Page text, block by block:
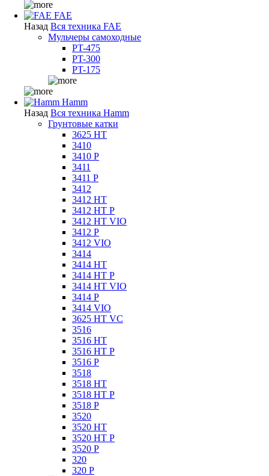
FAE
Назад Вся техника FAE
Мульчеры самоходные
PT-475
PT-300
PT-175
Hamm
Назад Вся техника Hamm
Грунтовые катки
3625 HT
3410
3410 P
3411
3411 P
3412
3412 HT
3412 HT P
3412 HT VIO
3412 P
3412 VIO
3414
3414 HT
3414 HT P
3414 HT VIO
3414 P
3414 VIO
3625 HT VC
3516
3516 HT
3516 HT P
3516 P
3518
3518 HT
3518 HT P
3518 P
3520
3520 HT
3520 HT P
3520 P
320
320 P